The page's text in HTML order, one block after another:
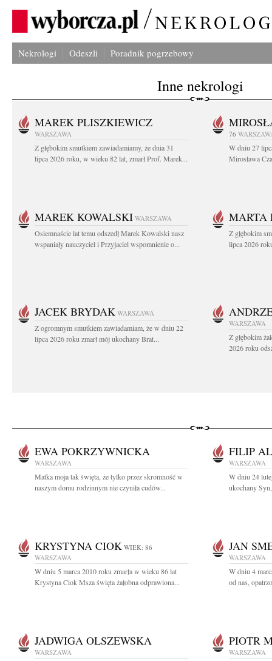
Nekrologi Odeszli Poradnik pogrzebowy
Inne nekrologi
MAREK PLISZKIEWICZ
WARSZAWA
Z głębokim smutkiem zawiadamiamy, że dnia 31
lipca 2026 roku, w wieku 82 lat, zmarł Prof. Marek...
76
W dniu 27
Mirosława
MAREK KOWALSKI WARSZAWA
Osiemnaście lat temu odszedł Marek Kowalski nasz
wspaniały nauczyciel i Przyjaciel wspomnienie o...
MARTA
Z głębokim
lipca 2026
JACEK BRYDAK WARSZAWA
Z ogromnym smutkiem zawiadamiam, że w dniu 22
lipca 2026 roku zmarł mój ukochany Brat...
WARSZAWA
Z głębokim
2026 roku
EWA POKRZYWNICKA
WARSZAWA
Matka moja tak święta, że tylko przez skromność w
naszym domu rodzinnym nie czyniła cudów...
FILIP
WARSZAWA
W dniu 24
ukochany
KRYSTYNA CIOK WIEK: 86
WARSZAWA
W dniu 5 marca 2010 roku zmarła w wieku 86 lat
Krystyna Ciok Msza święta żałobna odprawiona...
JAN
WARSZAWA
W dniu 4
od nas,
JADWIGA OLSZEWSKA
WARSZAWA
PIOTR
WARSZAWA